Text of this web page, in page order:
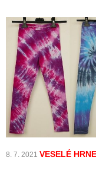
8. 7. 2021 VESELÉ